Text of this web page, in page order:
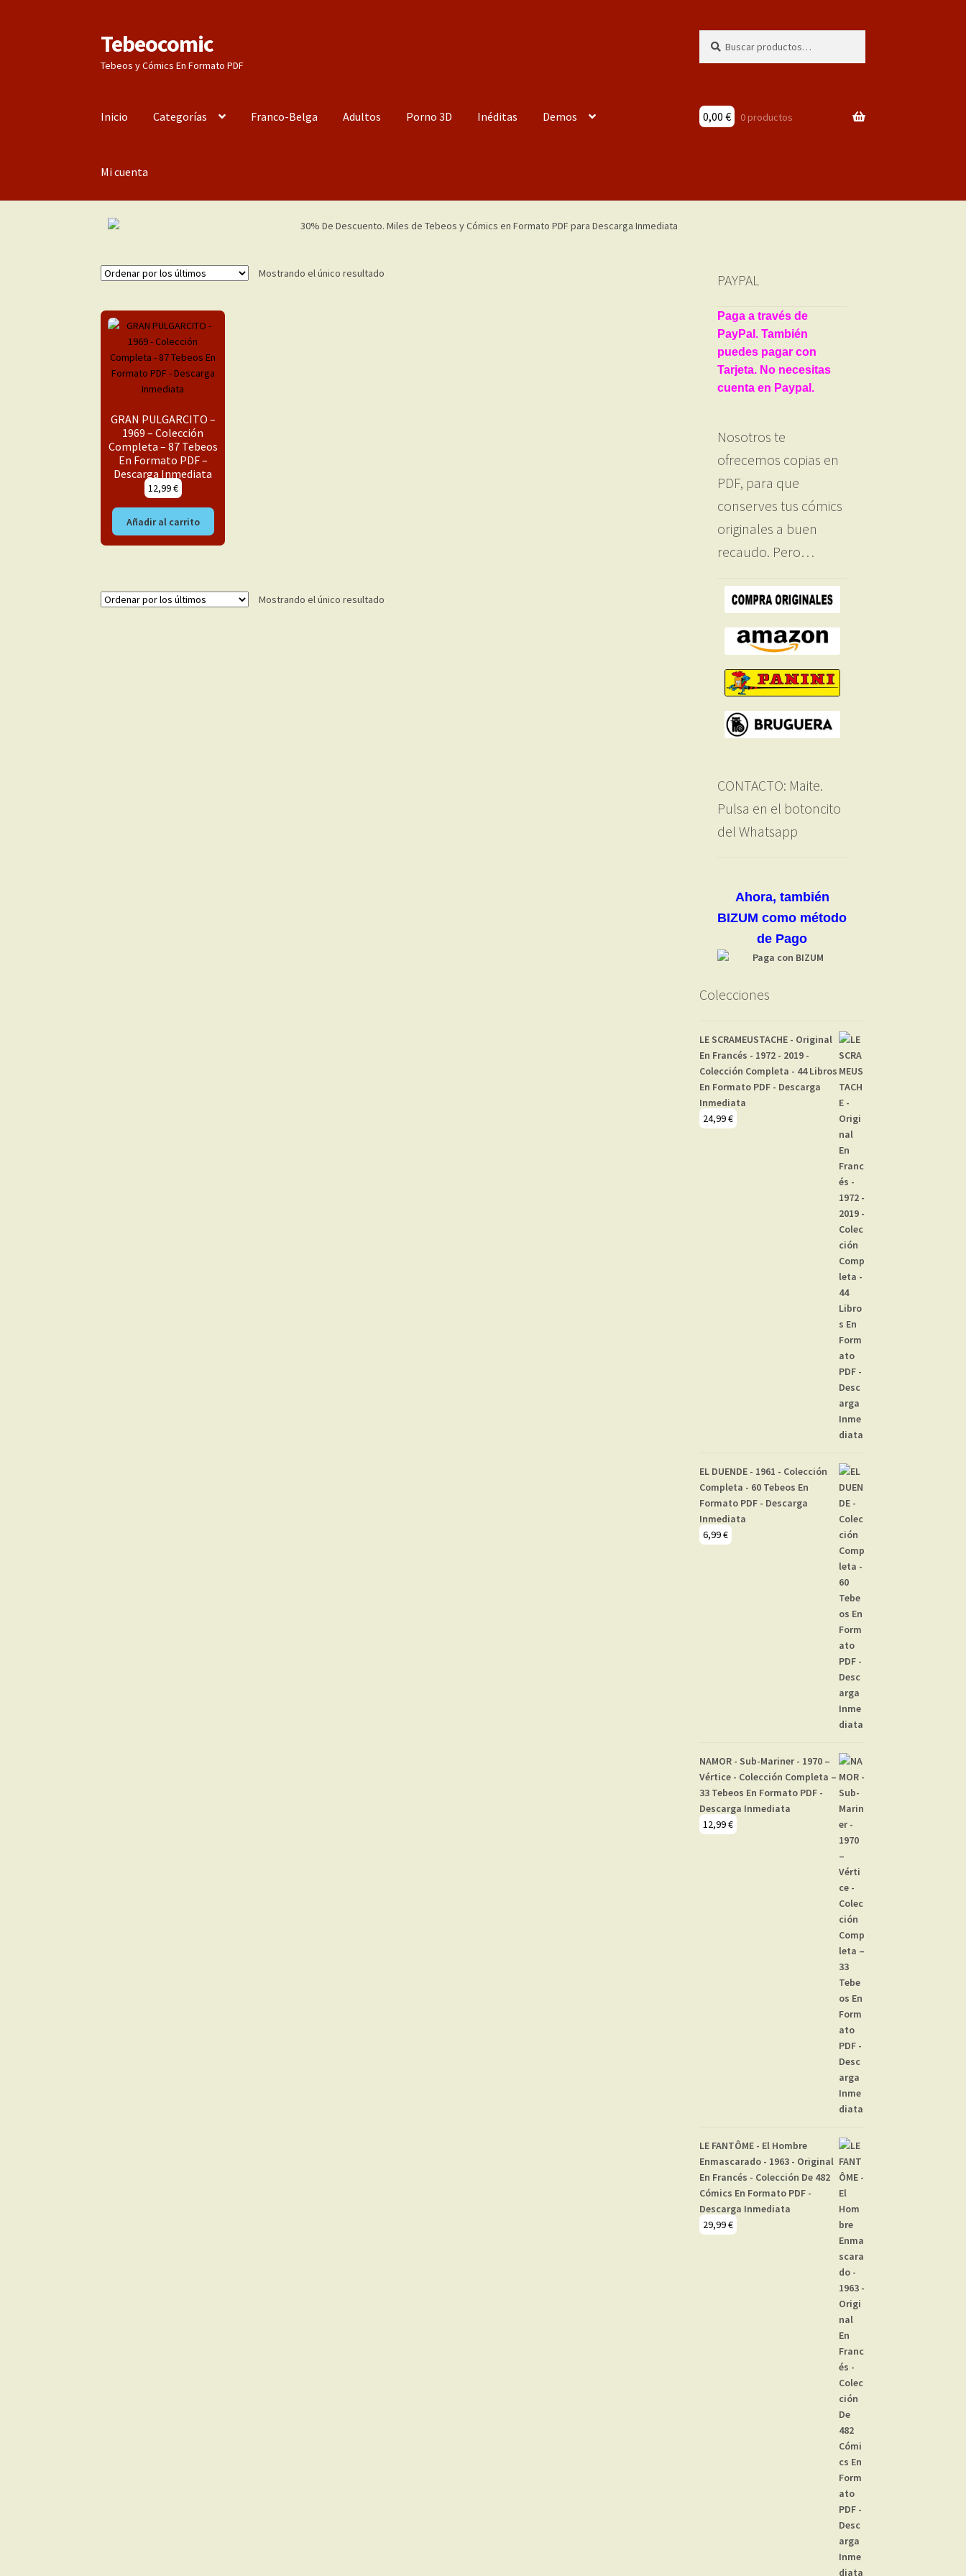
Ir
a
la
Ir
al
contenido
Tebeocomic
Tebeos y Cómics En Formato PDF
por:
Inicio Categorías Franco-Belga Adultos Porno 3D Inéditas Demos
Mi cuenta
0,00 € 0 productos
Mostrando el único resultado
GRAN PULGARCITO –
1969 – Colección
Completa – 87 Tebeos
En Formato PDF –
Descarga Inmediata
12,99€
Añadir al carrito
Mostrando el único resultado
PAYPAL
Paga a través de
PayPal. También
puedes pagar con
Tarjeta. No necesitas
cuenta en Paypal.
Nosotros te
ofrecemos copias en
PDF, para que
conserves tus cómics
originales a buen
recaudo. Pero…
CONTACTO: Maite.
Pulsa en el botoncito
del Whatsapp
Ahora, también
BIZUM como método
de Pago
Colecciones
LE SCRAMEUSTACHE - Original
En Francés - 1972 - 2019 -
Colección Completa - 44 Libros
En Formato PDF - Descarga
Inmediata
24,99€
EL DUENDE - 1961 - Colección
Completa - 60 Tebeos En
Formato PDF - Descarga
Inmediata
6,99€
NAMOR - Sub-Mariner - 1970 –
Vértice - Colección Completa –
33 Tebeos En Formato PDF -
Descarga Inmediata
12,99€
LE FANTÔME - El Hombre
Enmascarado - 1963 - Original
En Francés - Colección De 482
Cómics En Formato PDF -
Descarga Inmediata
29,99€